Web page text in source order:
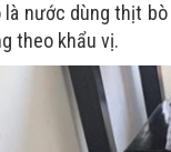
nước dùng thịt
theo khẩu vị.